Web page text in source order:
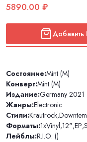
5890.00 ₽
Состояние:Mint (M)
Конверт:Mint (M)
Издание:Germany 2021
Жанры:Electronic
Стили:Krautrock,
Форматы:1xVinyl,12",EP,
Лейблы:R.I.O. ()